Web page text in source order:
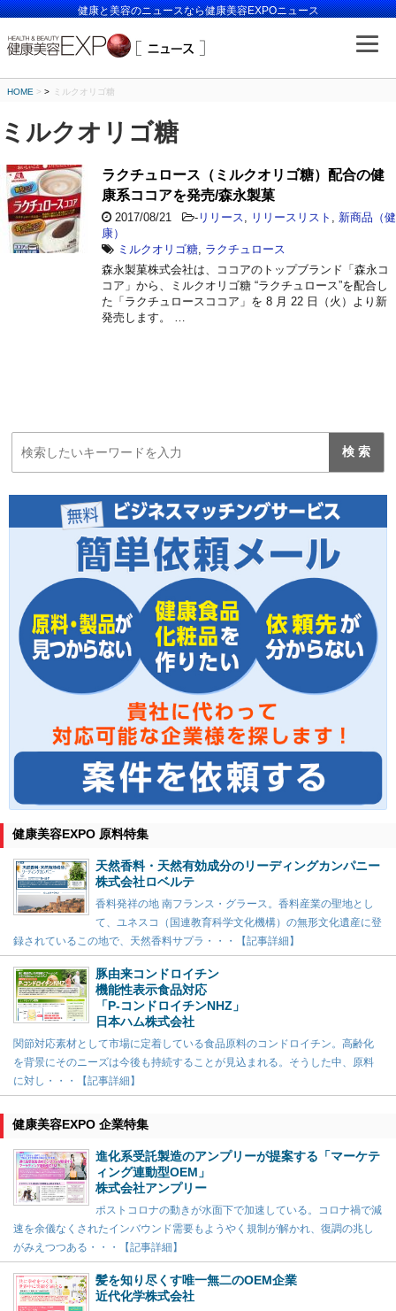
健康と美容のニュースなら健康美容EXPOニュース
HOME > ミルクオリゴ糖
ミルクオリゴ糖
ラクチュロース（ミルクオリゴ糖）配合の健
康系ココアを発売/森永製菓
2017/08/21 - リリース リリースリスト
新商品（健
康）
ミルクオリゴ糖 ラクチュロース
森永製菓株式会社は、ココアのトップブランド「森永コ
コア」から、ミルクオリゴ糖 “ラクチュロース”を配合し
た「ラクチュロースココア」を 8 月 22 日（火）より新
発売します。 …
健康美容EXPO 原料特集
天然香料・天然有効成分のリーディングカンパニー
株式会社ロベルテ
香料発祥の地 南フランス・グラース。香料産業の聖地とし
て、ユネスコ（国連教育科学文化機構）の無形文化遺産に登
録されているこの地で、天然香料サプラ・・・【記事詳細】
豚由来コンドロイチン
機能性表示食品対応
「P-コンドロイチンNHZ」
日本ハム株式会社
関節対応素材として市場に定着している食品原料のコンドロイチン。高齢化
を背景にそのニーズは今後も持続することが見込まれる。そうした中、原料
に対し・・・【記事詳細】
健康美容EXPO 企業特集
進化系受託製造のアンプリーが提案する「マーケテ
ィング連動型OEM」
株式会社アンプリー
ポストコロナの動きが水面下で加速している。コロナ禍で減
速を余儀なくされたインバウンド需要もようやく規制が解かれ、復調の兆し
がみえつつある・・・【記事詳細】
髪を知り尽くす唯一無二のOEM企業
近代化学株式会社